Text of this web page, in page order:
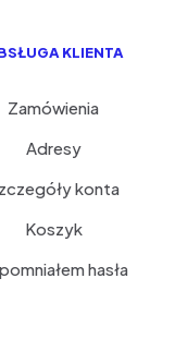
KLIENTA
Zamówienia
Adresy
konta
Koszyk
hasła